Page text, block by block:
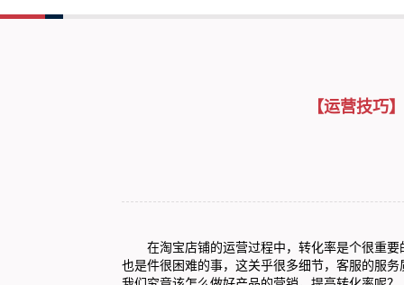
【运营技巧
在淘宝店铺的运营过程中，转化率是个很重要
也是件很困难的事，这关乎很多细节，客服的服